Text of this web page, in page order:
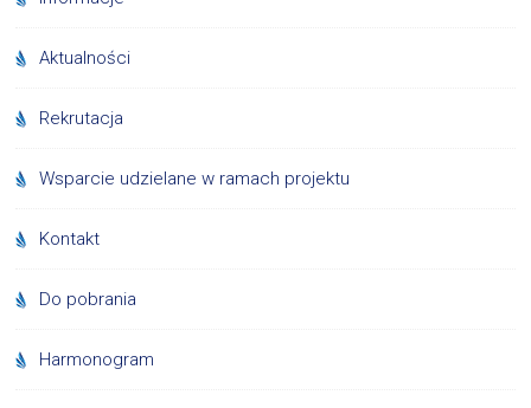
Aktualności
Rekrutacja
Wsparcie udzielane w ramach projektu
Kontakt
Do pobrania
Harmonogram